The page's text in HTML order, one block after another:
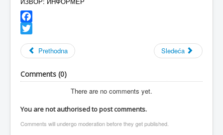
Facebook
Prethodna
Sledeća
Comments (0)
There are no comments yet.
You are not authorised to post comments.
Comments will undergo moderation before they get published.